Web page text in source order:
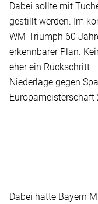
Dabei sollte mit
gestillt werden. Im
WM-Triumph 60
erkennbarer Plan.
eher ein Rückschritt
Niederlage gegen
Dabei hatte Bayern